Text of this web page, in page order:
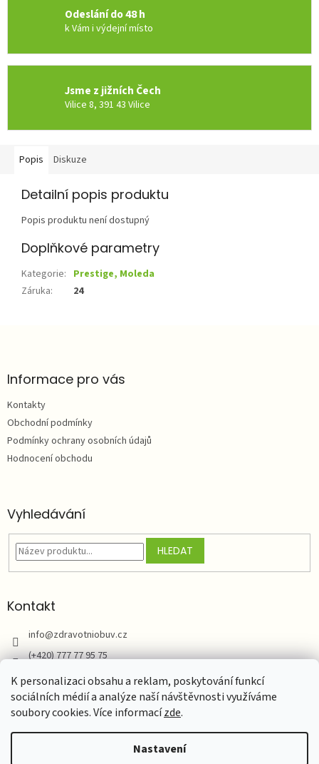
K personalizaci obsahu a reklam, poskytování funkcí
sociálních médií a analýze naší návštěvnosti využíváme
soubory cookies. Více informacízde.
Nastavení
Odeslání do 48 h
k Vám i výdejní místo
Jsme z jižních Čech
Vilice 8, 391 43 Vilice
Popis Diskuze
Detailní popis produktu
Popis produktu není dostupný
Doplňkové parametry
Kategorie: Prestige, Moleda
Záruka: 24
aInformace pro vás
Kontakty
Obchodní podmínky
Podmínky ochrany osobních údajů
Hodnocení obchodu
Vyhledávání
HLEDAT
Kontakt
info@zdravotniobuv.cz
(+420) 777 77 95 75
Zdravotní obuv